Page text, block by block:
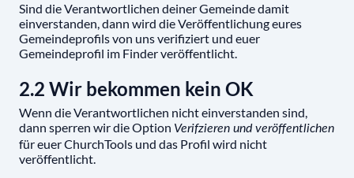
Sind die Verantwortlichen deiner Gemeinde damit
einverstanden, dann wird die Veröffentlichung eures
Gemeindeprofils von uns verifiziert und euer
Gemeindeprofil im Finder veröffentlicht.
2.2 Wir bekommen kein OK
Wenn die Verantwortlichen nicht einverstanden sind,
dann sperren wir die Option Verifzieren und veröffentlichen
für euer ChurchTools und das Profil wird nicht
veröffentlicht.